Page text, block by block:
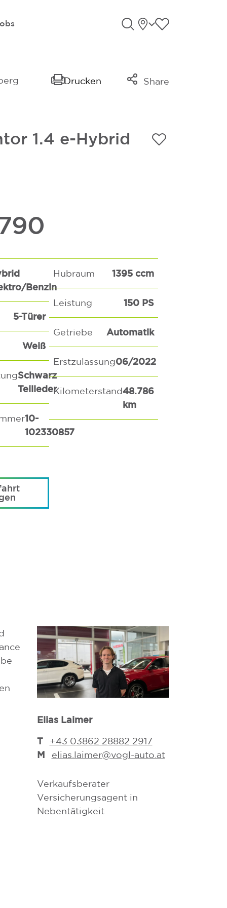
StandorteFavoriten
Drucken Share
Whatsapp
1.4 e-Hybrid
Benzin
5-Türer
Weiß
Schwarz
Teilleder
10-
102330857
Hubraum 1395 ccm
Leistung 150 PS
Getriebe Automatik
Erstzulassung06/2022
Kilometerstand48.786
km
Elias Laimer
T +43 03862 28882 2917
M elias.laimer@vogl-auto.at
Verkaufsberater
Versicherungsagent in
Nebentätigkeit